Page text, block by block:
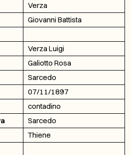
Verza
Giovanni Battista
Verza Luigi
Galiotto Rosa
Sarcedo
07/11/1897
contadino
Sarcedo
Thiene